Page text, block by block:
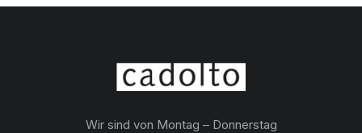
Wir sind von Montag – Donnerstag